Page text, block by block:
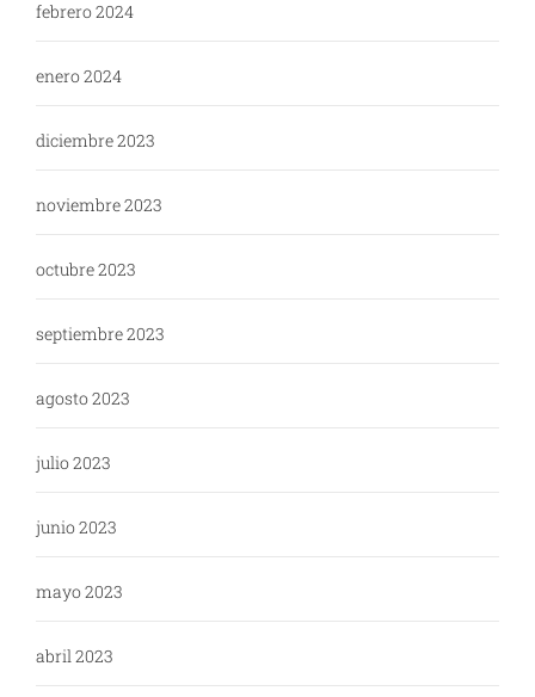
febrero 2024
enero 2024
diciembre 2023
noviembre 2023
octubre 2023
septiembre 2023
agosto 2023
julio 2023
junio 2023
mayo 2023
abril 2023